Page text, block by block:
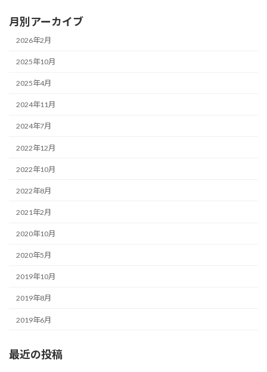
月別アーカイブ
2026年2月
2025年10月
2025年4月
2024年11月
2024年7月
2022年12月
2022年10月
2022年8月
2021年2月
2020年10月
2020年5月
2019年10月
2019年8月
2019年6月
最近の投稿